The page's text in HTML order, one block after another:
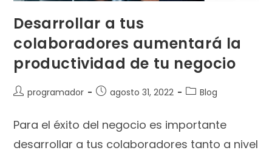
Desarrollar a tus
colaboradores aumentará la
productividad de tu negocio
programador agosto 31, 2022 Blog
Para el éxito del negocio es importante
desarrollar a tus colaboradores tanto a nivel